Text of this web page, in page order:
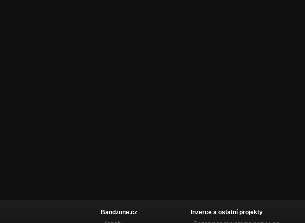
Bandzone.cz
Inzerce a ostatní projekty